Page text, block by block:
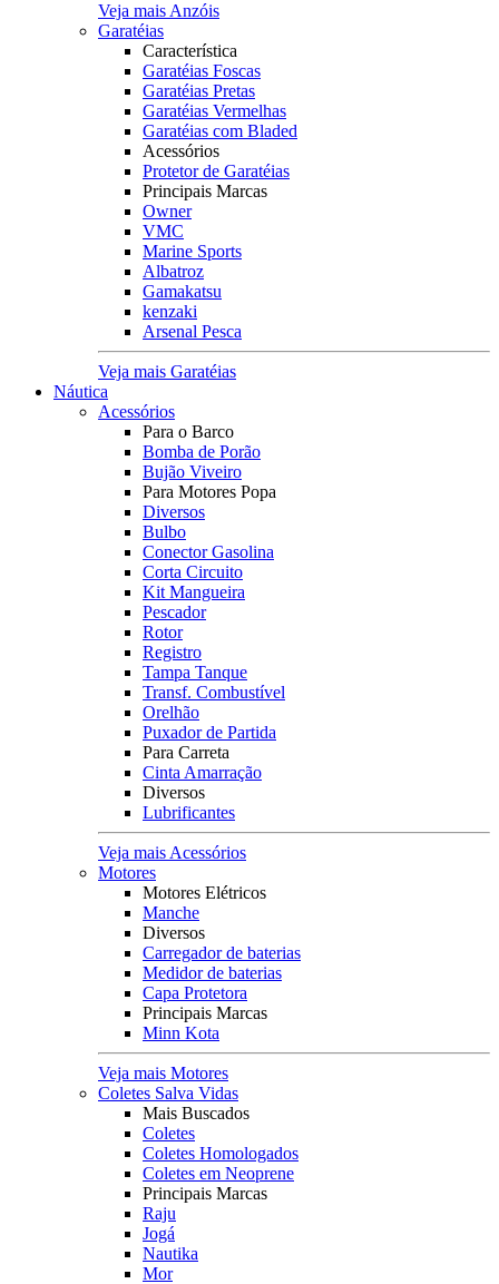
Veja mais Anzóis
Garatéias
Característica
Garatéias Foscas
Garatéias Pretas
Garatéias Vermelhas
Garatéias com Bladed
Acessórios
Protetor de Garatéias
Principais Marcas
Owner
VMC
Marine Sports
Albatroz
Gamakatsu
kenzaki
Arsenal Pesca
Veja mais Garatéias
Náutica
Acessórios
Para o Barco
Bomba de Porão
Bujão Viveiro
Para Motores Popa
Diversos
Bulbo
Conector Gasolina
Corta Circuito
Kit Mangueira
Pescador
Rotor
Registro
Tampa Tanque
Transf. Combustível
Orelhão
Puxador de Partida
Para Carreta
Cinta Amarração
Diversos
Lubrificantes
Veja mais Acessórios
Motores
Motores Elétricos
Manche
Diversos
Carregador de baterias
Medidor de baterias
Capa Protetora
Principais Marcas
Minn Kota
Veja mais Motores
Coletes Salva Vidas
Mais Buscados
Coletes
Coletes Homologados
Coletes em Neoprene
Principais Marcas
Raju
Jogá
Nautika
Mor